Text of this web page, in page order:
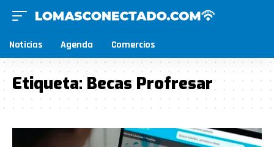
Noticias Agenda Comercios
Etiqueta:Becas Profresar